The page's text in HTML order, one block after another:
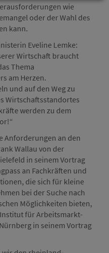
wie
oder der Wahl des
kann.
Eveline Lemke:
Wirtschaft braucht
Thema
am Herzen.
und auf den Weg zu
Wirtschaftsstandortes
werden zu dem
Anforderungen an den
Wallau von der
in seinem Vortrag
an Fachkräften und
die sich für kleine
bei der Suche nach
Möglichkeiten bieten,
für Arbeitsmarkt-
in seinem Vortrag